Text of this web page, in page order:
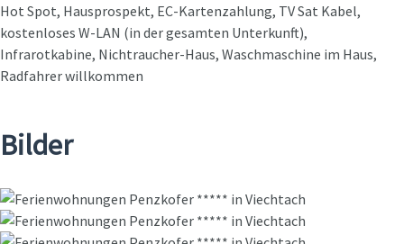
Hot Spot, Hausprospekt, EC-Kartenzahlung, TV Sat Kabel,
kostenloses W-LAN (in der gesamten Unterkunft),
Infrarotkabine, Nichtraucher-Haus, Waschmaschine im Haus,
Radfahrer willkommen
Bilder